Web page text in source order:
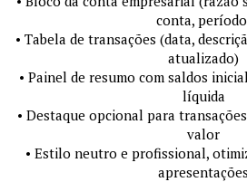
conta,
• Tabela de transações (data,
atualizado)
• Painel de resumo com saldos
líquida
• Destaque opcional para
valor
• Estilo neutro e profissional,
apresentações